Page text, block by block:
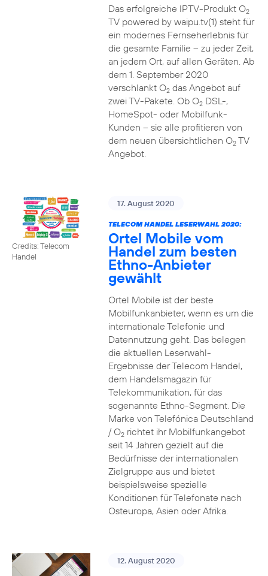
Das erfolgreiche IPTV-Produkt O2
TV powered by waipu.tv(1) steht für
ein modernes Fernseherlebnis für
die gesamte Familie – zu jeder Zeit,
an jedem Ort, auf allen Geräten. Ab
dem 1. September 2020
verschlankt O2das Angebot auf
zwei TV-Pakete. Ob O2DSL-,
HomeSpot- oder Mobilfunk-
Kunden – sie alle profitieren von
dem neuen übersichtlichen O2TV
Angebot.
Credits: Telecom
Handel
17. August 2020
TELECOM HANDEL LESERWAHL 2020:
Ortel Mobile vom
Handel zum besten
Ethno-Anbieter
gewählt
Ortel Mobile ist der beste
Mobilfunkanbieter, wenn es um die
internationale Telefonie und
Datennutzung geht. Das belegen
die aktuellen Leserwahl-
Ergebnisse der Telecom Handel,
dem Handelsmagazin für
Telekommunikation, für das
sogenannte Ethno-Segment. Die
Marke von Telefónica Deutschland
/ O2richtet ihr Mobilfunkangebot
seit 14 Jahren gezielt auf die
Bedürfnisse der internationalen
Zielgruppe aus und bietet
beispielsweise spezielle
Konditionen für Telefonate nach
Osteuropa, Asien oder Afrika.
12. August 2020